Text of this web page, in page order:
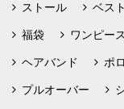
ストール ベスト
福袋 ワンピース
ヘアバンド ポ
プルオーバー